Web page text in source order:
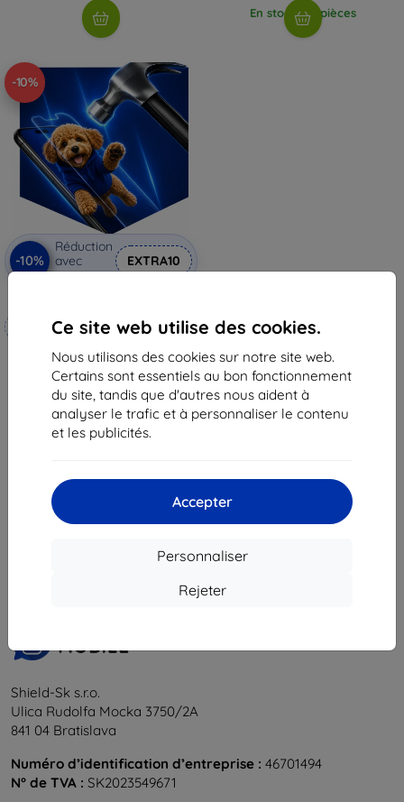
Ce site web utilise des cookies.
Nous utilisons des cookies sur notre site web.
Certains sont essentiels au bon fonctionnement
du site, tandis que d'autres nous aident à
analyser le trafic et à personnaliser le contenu
et les publicités.
Accepter
Personnaliser
Rejeter
En stock > 5 pièces
-10%
-10%
Réduction
avec
coupon
EXTRA10
Fabriqué sur mesure
20,90 €
18,82 €
En stock 4 pièces
du total
Shield-Sk s.r.o.
Ulica Rudolfa Mocka 3750/2A
841 04 Bratislava
Numéro d’identification d’entreprise : 46701494
N° de TVA : SK2023549671